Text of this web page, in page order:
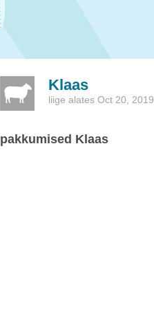
Klaas
liige alates Oct 20, 2019
pakkumised Klaas